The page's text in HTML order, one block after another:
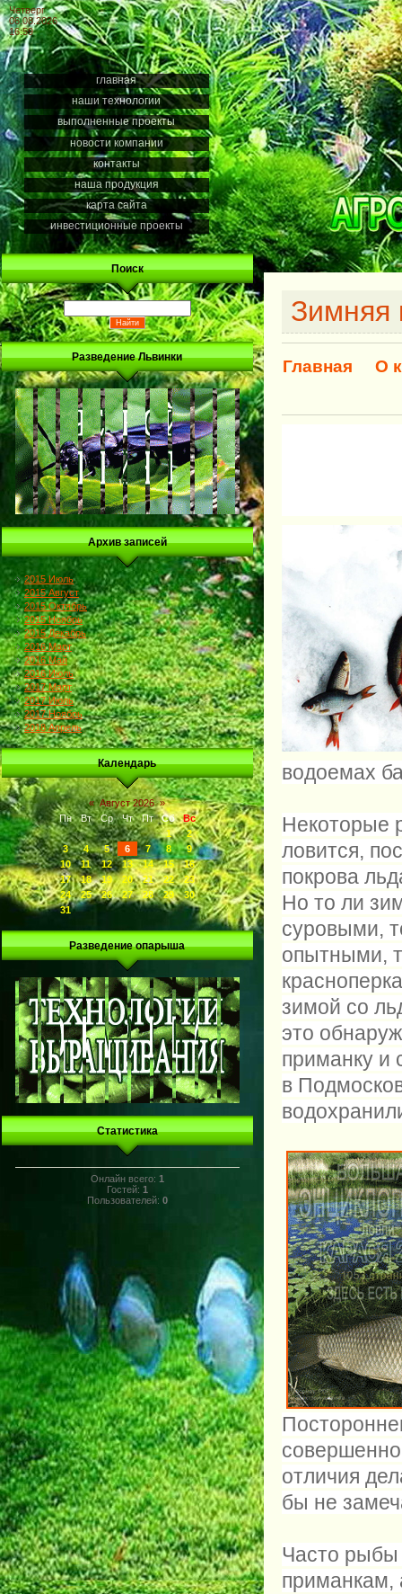
Четверг
06.08.2026
16:59
главная
наши технологии
выполненные проекты
новости компании
контакты
наша продукция
карта сайта
инвестиционные проекты
Поиск
Разведение Львинки
Архив записей
2015 Июль
2015 Август
2015 Октябрь
2015 Ноябрь
2015 Декабрь
2016 Март
2016 Май
2016 Июль
2017 Март
2017 Июль
2017 Ноябрь
2018 Апрель
Календарь
« Август 2026 »
Пн
Вт Ср Чт Пт Сб
Вс
1
2
3
4 5 6 7 8
9
10
11 12 13 14 15
16
17
18 19 20 21 22
23
24
25 26 27 28 29
30
31
Разведение опарыша
Статистика
Онлайн всего: 1
Гостей: 1
Пользователей: 0
Зимняя
Главная О
водоемах
Некоторые
ловится,
покрова
Но то ли
суровыми,
опытными,
зимой со
это
приманку и
в
отличия
бы не
Часто рыбы
приманкам,